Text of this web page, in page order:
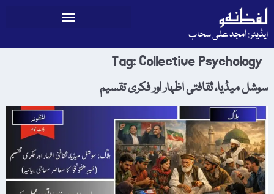
ایڈیٹر: امجد علی سحاب
Tag:Collective Psychology
سوشل میڈیا، ثقافتی اظہار اور فکری تقسیم